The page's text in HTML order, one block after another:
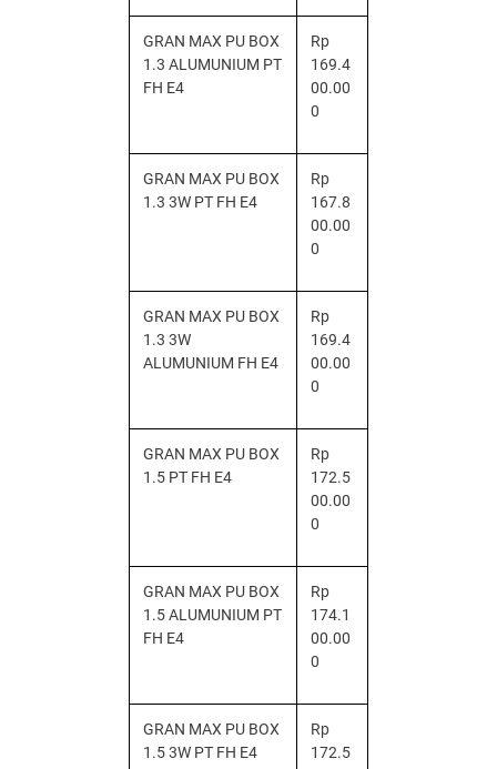
GRAN MAX PU BOX
1.3 ALUMUNIUM PT
FH E4
Rp
169.4
00.00
0
GRAN MAX PU BOX
1.3 3W PT FH E4
Rp
167.8
00.00
0
GRAN MAX PU BOX
1.3 3W
ALUMUNIUM FH E4
Rp
169.4
00.00
0
GRAN MAX PU BOX
1.5 PT FH E4
Rp
172.5
00.00
0
GRAN MAX PU BOX
1.5 ALUMUNIUM PT
FH E4
Rp
174.1
00.00
0
GRAN MAX PU BOX
1.5 3W PT FH E4
Rp
172.5